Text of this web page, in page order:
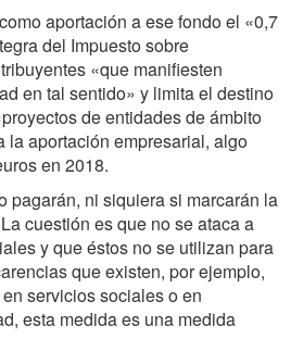
aportación a ese fondo el «0,7
del Impuesto sobre
«que manifiesten
en tal sentido» y limita el destino
de entidades de ámbito
la aportación empresarial, algo
en 2018.
pagarán, ni siquiera si marcarán la
cuestión es que no se ataca a
y que éstos no se utilizan para
que existen, por ejemplo,
servicios sociales o en
esta medida es una medida